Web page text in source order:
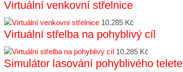
Virtuální venkovní střelnice
10.285 Kč
Virtuální střelba na pohyblivý cíl
10.285 Kč
Simulátor lasování pohyblivého telete